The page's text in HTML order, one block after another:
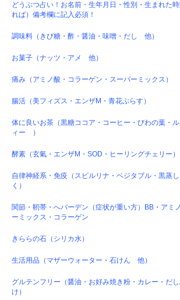
どうぶつ占い！お名前・生年月日・性別・生まれた
れば）備考欄に記入必須！
調味料（きび糖・酢・醤油・味噌・だし 他）
お菓子（ナッツ・アメ 他）
痛み（アミノ酸・コラーゲン・スーパーミックス）
腸活（美フィズス・エンザM・青花ぷらす）
体に良いお茶（黒糖ココア・コーヒー・びわの葉・
ィー ）
酵素（玄氣・エンザM・SOD・ヒーリングチェリー）
自律神経系・免疫（スピルリナ・ベジタブル・黒蒸
く）
関節・靭帯・へバーデン（症状が重い方）BB・アミ
ーミックス・コラーゲン
きららの石（シリカ水）
生活用品（マザーウォーター・石けん 他）
グルテンフリー（醤油・お好み焼き粉・カレー・だ
け）